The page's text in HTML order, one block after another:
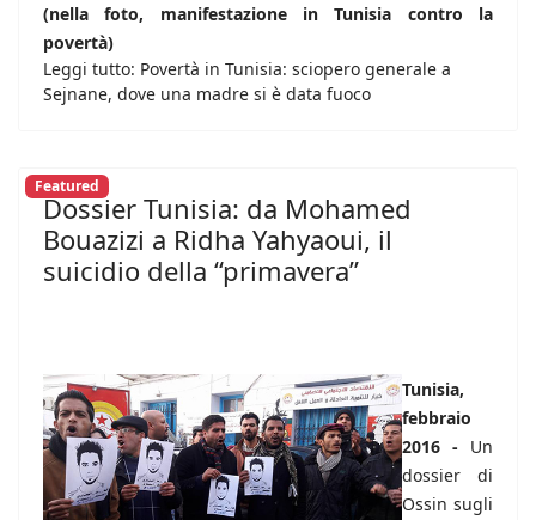
(nella foto, manifestazione in Tunisia contro la
povertà)
Leggi tutto: Povertà in Tunisia: sciopero generale a
Sejnane, dove una madre si è data fuoco
Featured
Dossier Tunisia: da Mohamed
Bouazizi a Ridha Yahyaoui, il
suicidio della “primavera”
Tunisia,
febbraio
2016 - Un
dossier di
Ossin sugli